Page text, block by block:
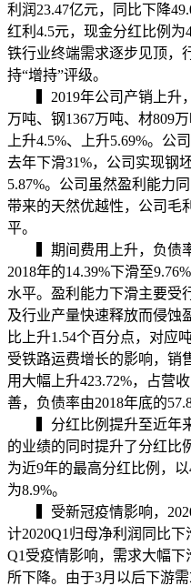
利润23.47亿元，同比下降
红利4.5元，现金分红比例为
铁行业终端需求逐步见顶，
持“增持”评级。
▍2019年公司产销上升，
万吨、钢1367万吨、材809
上升4.5%、上升5.69%。公
去年下滑31%，公司实现钢
5.87%。公司虽然盈利能力
带来的天然优越性，公司毛
平。
▍期间费用上升，负债率
2018年的14.39%下滑至
水平。盈利能力下滑主要受
及行业产量快速释放而侵蚀
比上升1.54个百分点，对应
受铁路运费增长的影响，销
用大幅上升423.72%，占营
善，负债率由2018年底的
▍分红比例提升至近年来
的业绩的同时提升了分红比
为近9年的最高分红比例，
为8.9%。
▍受新冠疫情影响，2020
计2020Q1归母净利润同比下
Q1受疫情影响，需求大幅
所下降。由于3月以后下游